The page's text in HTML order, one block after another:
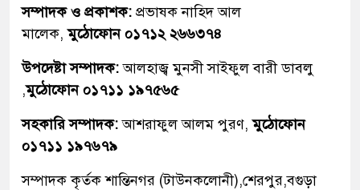
সম্পাদক ও প্রকাশক: প্রভাষক নাহিদ আল
মালেক,মুঠোফোন ০১৭১২ ২৬৬৩৭৪
উপদেষ্টা সম্পাদক:আলহাজ্ব মুনসী সাইফুল বারী ডাবলু
,মুঠোফোন ০১৭১১ ১৯৭৫৬৫
সহকারি সম্পাদক:আশরাফুল আলম পুরণ,মুঠোফোন
০১৭১১ ১৯৭৬৭৯
সম্পাদক কৃর্তক শান্তিনগর (টাউনকলোনী),শেরপুর,বগুড়া